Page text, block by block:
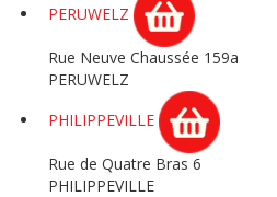
PERUWELZ
Rue Neuve Chaussée 159a
PERUWELZ
PHILIPPEVILLE
Rue de Quatre Bras 6
PHILIPPEVILLE